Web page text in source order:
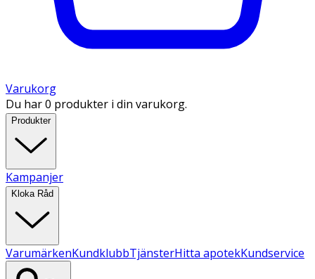
Varukorg
Du har 0 produkter i din varukorg.
Produkter
Kampanjer
Kloka Råd
VarumärkenKundklubbTjänsterHitta apotekKundservice